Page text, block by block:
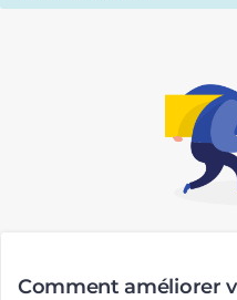
Comment améliorer